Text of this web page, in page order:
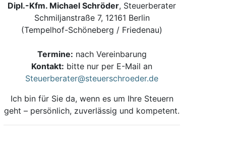
Dipl.-Kfm. Michael Schröder, Steuerberater
Schmiljanstraße 7, 12161 Berlin
(Tempelhof-Schöneberg / Friedenau)
Termine: nach Vereinbarung
Kontakt: bitte nur per E-Mail an
Steuerberater@steuerschroeder.de
Ich bin für Sie da, wenn es um Ihre Steuern
geht – persönlich, zuverlässig und kompetent.